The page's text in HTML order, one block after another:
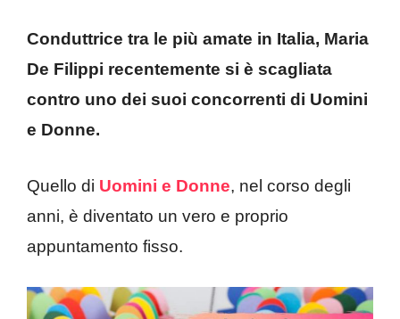
Conduttrice tra le più amate in Italia, Maria
De Filippi recentemente si è scagliata
contro uno dei suoi concorrenti di Uomini
e Donne.
Quello di Uomini e Donne, nel corso degli
anni, è diventato un vero e proprio
appuntamento fisso.